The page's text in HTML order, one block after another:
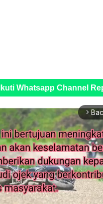
Ikuti Whatsapp Channel
arrow_forward_ios